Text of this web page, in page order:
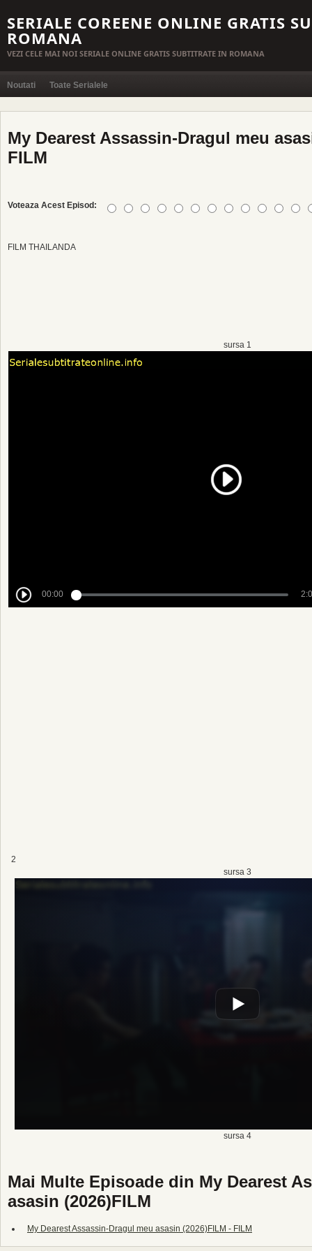
SERIALE COREENE ONLINE GRATIS
ROMANA
VEZI CELE MAI NOI SERIALE ONLINE GRATIS SUBTITRATE IN ROMANA
Noutati Toate Serialele
My Dearest Assassin-Dragul meu
FILM
Voteaza Acest Episod:
FILM THAILANDA
sursa 1
2
sursa 3
sursa 4
Mai Multe Episoade din My Dearest
asasin (2026)FILM
My Dearest Assassin-Dragul meu asasin (2026)FILM - FILM